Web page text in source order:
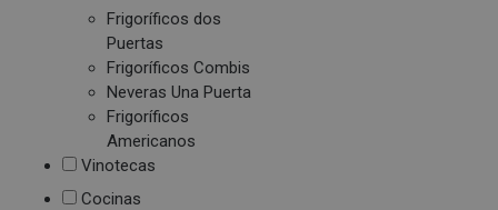
Frigoríficos dos
Puertas
Frigoríficos Combis
Neveras Una Puerta
Frigoríficos
Americanos
Vinotecas
Cocinas